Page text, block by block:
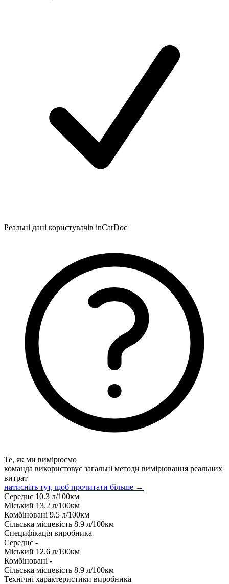
Реальні дані користувачів inCarDoc
Те, як ми вимірюємо
команда використовує загальні методи вимірювання реальних
витрат
натисніть тут, щоб прочитати більше →
Середнє 10.3 л/100км
Міський 13.2 л/100км
Комбіновані 9.5 л/100км
Сільська місцевість 8.9 л/100км
Специфікація виробника
Середнє -
Міський 12.6 л/100км
Комбіновані -
Сільська місцевість 8.9 л/100км
Технічні характеристики виробника